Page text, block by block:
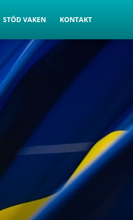
STÖD VAKEN KONTAKT